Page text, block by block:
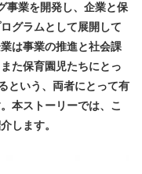
事業を開発し、企業と保
グラムとして展開して
は事業の推進と社会課
た保育園児たちにとっ
という、両者にとって有
本ストーリーでは、こ
します。